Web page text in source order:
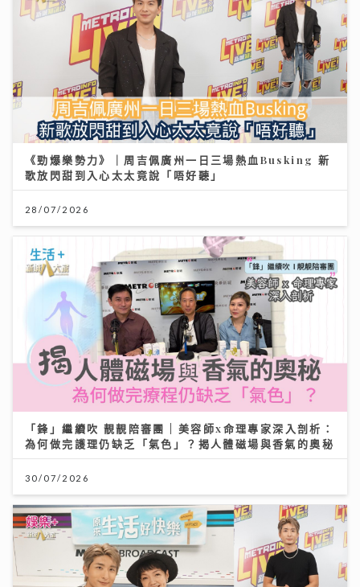
《勁爆樂勢力》｜周吉佩廣州一日三場熱血Busking 新
歌放閃甜到入心太太竟說「唔好聽」
28/07/2026
「鋒」繼續吹 靚靚陪審團 | 美容師x命理專家深入剖析：
為何做完護理仍缺乏「氣色」？揭人體磁場與香氣的奧秘
30/07/2026